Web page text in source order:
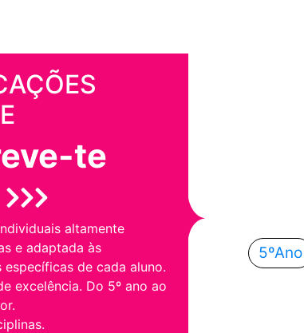
te
altamente
e adaptada às
específicas de cada aluno.
excelência. Do 5º ano ao
5ºAno